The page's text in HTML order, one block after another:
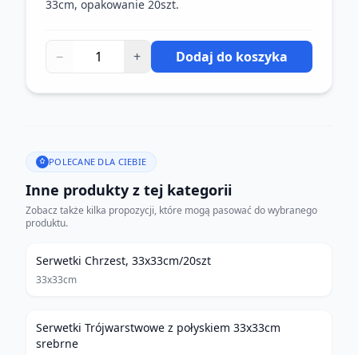
33cm, opakowanie 20szt.
− + Dodaj do koszyka
POLECANE DLA CIEBIE
Inne produkty z tej kategorii
Zobacz także kilka propozycji, które mogą pasować do wybranego
produktu.
Serwetki Chrzest, 33x33cm/20szt
33x33cm
Serwetki Trójwarstwowe z połyskiem 33x33cm
srebrne